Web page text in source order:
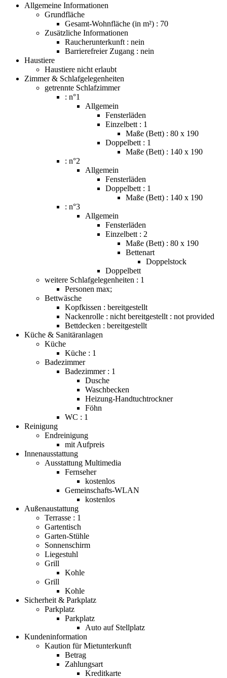
Allgemeine Informationen
Grundfläche
Gesamt-Wohnfläche (in m²) : 70
Zusätzliche Informationen
Raucherunterkunft : nein
Barrierefreier Zugang : nein
Haustiere
Haustiere nicht erlaubt
Zimmer & Schlafgelegenheiten
getrennte Schlafzimmer
: n°1
Allgemein
Fensterläden
Einzelbett : 1
Maße (Bett) : 80 x 190
Doppelbett : 1
Maße (Bett) : 140 x 190
: n°2
Allgemein
Fensterläden
Doppelbett : 1
Maße (Bett) : 140 x 190
: n°3
Allgemein
Fensterläden
Einzelbett : 2
Maße (Bett) : 80 x 190
Bettenart
Doppelstock
Doppelbett
weitere Schlafgelegenheiten : 1
Personen max;
Bettwäsche
Kopfkissen : bereitgestellt
Nackenrolle : nicht bereitgestellt : not provided
Bettdecken : bereitgestellt
Küche & Sanitäranlagen
Küche
Küche : 1
Badezimmer
Badezimmer : 1
Dusche
Waschbecken
Heizung-Handtuchtrockner
Föhn
WC : 1
Reinigung
Endreinigung
mit Aufpreis
Innenausstattung
Ausstattung Multimedia
Fernseher
kostenlos
Gemeinschafts-WLAN
kostenlos
Außenaustattung
Terrasse : 1
Gartentisch
Garten-Stühle
Sonnenschirm
Liegestuhl
Grill
Kohle
Grill
Kohle
Sicherheit & Parkplatz
Parkplatz
Parkplatz
Auto auf Stellplatz
Kundeninformation
Kaution für Mietunterkunft
Betrag
Zahlungsart
Kreditkarte